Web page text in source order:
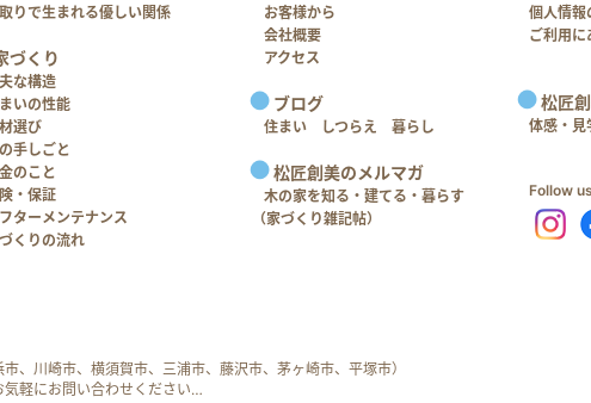
りで生まれる優しい関係
づくり
な構造
いの性能
選び
手しごと
のこと
・保証
ターメンテナンス
くりの流れ
お客様から
会社概要
アクセス
ブログ
住まい しつらえ 暮らし
松匠創美のメルマガ
木の家を知る・建てる・暮らす
（家づくり雑記帖）
個人情報
ご利用に
松匠
体感・見
Follow us
、川崎市、横須賀市、三浦市、藤沢市、茅ヶ崎市、平塚市）
軽にお問い合わせください…